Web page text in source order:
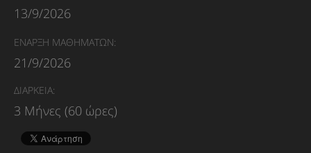
13/9/2026
ΕΝΑΡΞΗ ΜΑΘΗΜΑΤΩΝ:
21/9/2026
ΔΙΑΡΚΕΙΑ:
3 Μήνες (60 ώρες)